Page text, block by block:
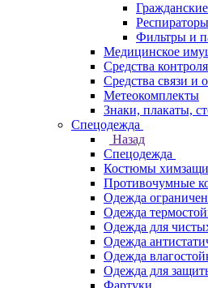
Респираторы
Фильтры и
Медицинское
Средства
Средства связи и
Метеокомплекты
Знаки, плакаты,
Спецодежда
Назад
Спецодежда
Костюмы
Противочумные
Одежда
Одежда
Одежда для
Одежда
Одежда
Одежда для
Фартуки